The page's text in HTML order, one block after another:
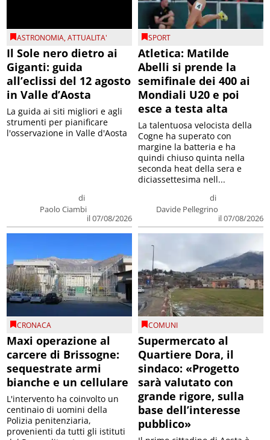
ASTRONOMIA,ATTUALITA'
Il Sole nero dietro ai
Giganti: guida
all’eclissi del 12 agosto
in Valle d’Aosta
di
Paolo Ciambi
il 07/08/2026
La guida ai siti migliori e agli
strumenti per pianificare
l'osservazione in Valle d'Aosta
SPORT
Atletica: Matilde
Abelli si prende la
semifinale dei 400 ai
Mondiali U20 e poi
esce a testa alta
di
Davide Pellegrino
il 07/08/2026
La talentuosa velocista della
Cogne ha superato con
margine la batteria e ha
quindi chiuso quinta nella
seconda heat della sera e
diciassettesima nell...
CRONACA
Maxi operazione al
carcere di Brissogne:
sequestrate armi
bianche e un cellulare
L'intervento ha coinvolto un
centinaio di uomini della
Polizia penitenziaria,
provenienti da tutti gli istituti
COMUNI
Supermercato al
Quartiere Dora, il
sindaco: «Progetto
sarà valutato con
grande rigore, sulla
base dell’interesse
pubblico»